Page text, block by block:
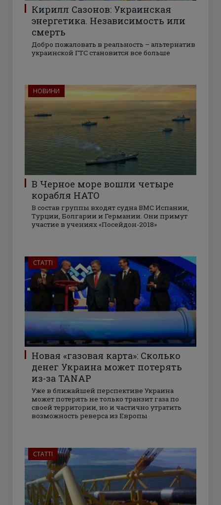
Кирилл Сазонов: Украинская
энергетика. Независимость или
смерть
Добро пожаловать в реальность – альтернатив
украинской ГТС становится все больше
НОВИНИ
В Черное море вошли четыре
корабля НАТО
В состав группы входят судна ВМС Испании,
Турции, Болгарии и Германии. Они примут
участие в учениях «Посейдон-2018»
СТАТТІ
Новая «газовая карта»: Сколько
денег Украина может потерять
из-за TANAP
Уже в ближайшей перспективе Украина
может потерять не только транзит газа по
своей территории, но и частично утратить
возможность реверса из Европы
СТАТТІ